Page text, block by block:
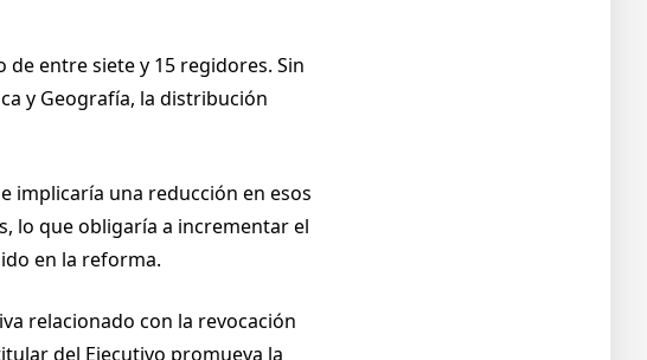
entre siete y 15 regidores. Sin
y Geografía, la distribución
implicaría una reducción en esos
lo que obligaría a incrementar el
en la reforma.
relacionado con la revocación
del Ejecutivo promueva la